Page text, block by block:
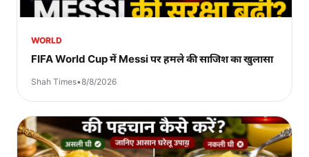
WORLD
FIFA World Cup में Messi पर हमले की साजिश का खुलासा
Shah Times•8/8/2026